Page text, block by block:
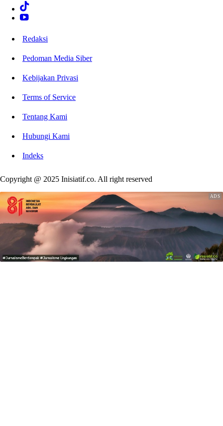
Redaksi
Pedoman Media Siber
Kebijakan Privasi
Terms of Service
Tentang Kami
Hubungi Kami
Indeks
Copyright @ 2025 Inisiatif.co. All right reserved